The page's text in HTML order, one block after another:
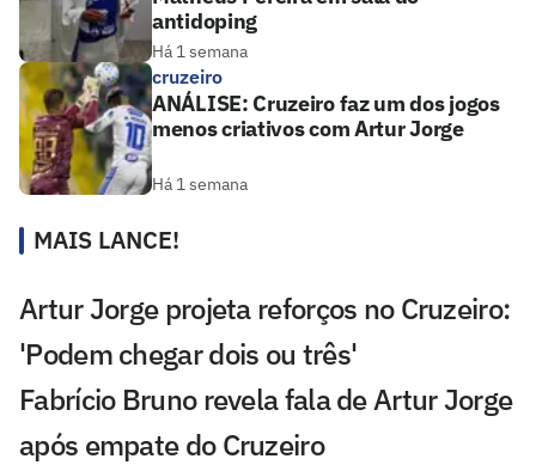
antidoping
Há 1 semana
cruzeiro
ANÁLISE: Cruzeiro faz um dos jogos
menos criativos com Artur Jorge
Há 1 semana
MAIS LANCE!
Artur Jorge projeta reforços no Cruzeiro:
'Podem chegar dois ou três'
Fabrício Bruno revela fala de Artur Jorge
após empate do Cruzeiro